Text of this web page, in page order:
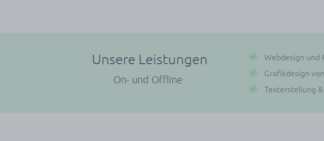
Unsere Leistungen
On- und Offline
Webdesign und
Grafikdesign
Texterstellung